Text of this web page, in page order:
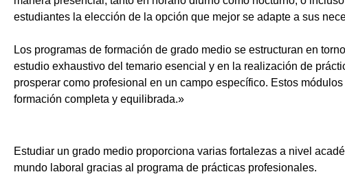
estudiantes la elección de la opción que mejor se adapte a sus
Los programas de formación de grado medio se estructuran en
estudio exhaustivo del temario esencial y en la realización de
prosperar como profesional en un campo específico. Estos
formación completa y equilibrada.»
Estudiar un grado medio proporciona varias fortalezas a nivel
mundo laboral gracias al programa de prácticas profesionales.